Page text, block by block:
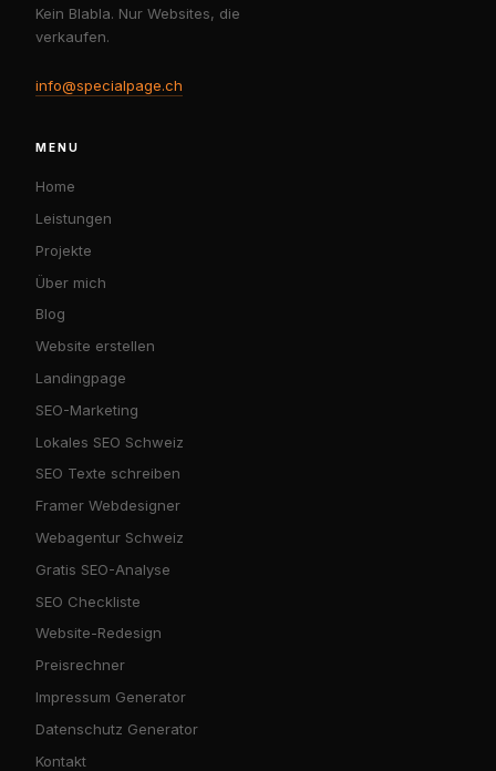
Kein Blabla. Nur Websites, die
verkaufen.
info@specialpage.ch
MENU
Home
Leistungen
Projekte
Über mich
Blog
Website erstellen
Landingpage
SEO-Marketing
Lokales SEO Schweiz
SEO Texte schreiben
Framer Webdesigner
Webagentur Schweiz
Gratis SEO-Analyse
SEO Checkliste
Website-Redesign
Preisrechner
Impressum Generator
Datenschutz Generator
Kontakt